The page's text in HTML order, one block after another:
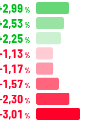
%
%
%
%
%
%
%
%